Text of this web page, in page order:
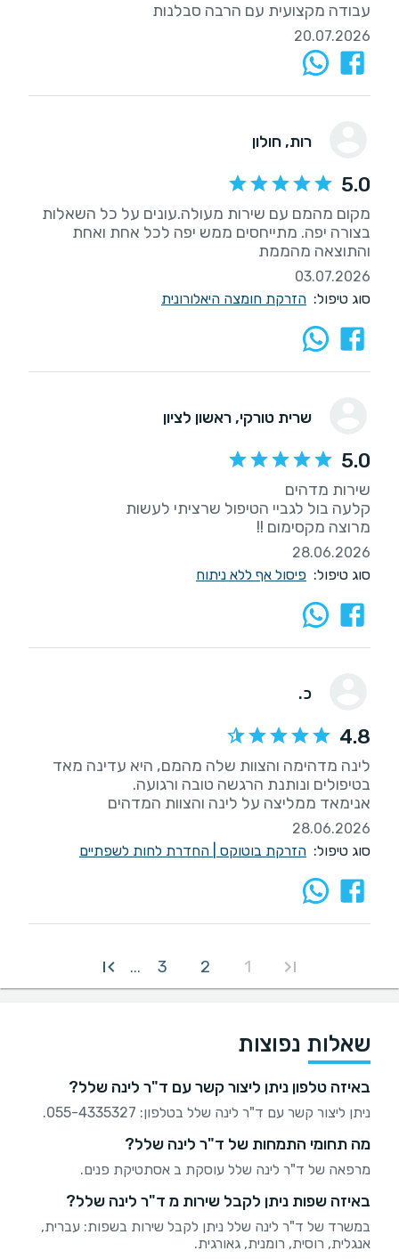
עבודה מקצועית עם הרבה סבלנות
20.07.2026
רות, חולון
5.0
מקום מהמם עם שירות מעולה.עונים על כל השאלות
בצורה יפה. מתייחסים ממש יפה לכל אחת ואחת
והתוצאה מהממת
03.07.2026
סוג טיפול: הזרקת חומצה היאלורונית
שרית טורקי, ראשון לציון
5.0
מרוצה מקסימום !!
28.06.2026
סוג טיפול: פיסול אף ללא ניתוח
כ.
4.8
לינה מדהימה והצוות שלה מהמם, היא עדינה מאד
אנימאד ממליצה על לינה והצוות המדהים
28.06.2026
סוג טיפול: הזרקת בוטוקס החדרת לחות לשפתיים
1
2
3
...
שאלות נפוצות
באיזה טלפון ניתן ליצור קשר עם ד"ר לינה שלל?
ניתן ליצור קשר עם ד"ר לינה שלל בטלפון: 055-4335327.
מה תחומי התמחות של ד"ר לינה שלל?
מרפאה של ד"ר לינה שלל עוסקת ב אסתטיקת פנים.
באיזה שפות ניתן לקבל שירות מ ד"ר לינה שלל?
במשרד של ד"ר לינה שלל ניתן לקבל שירות בשפות: עברית,
אנגלית, רוסית, רומנית, גאורגית.